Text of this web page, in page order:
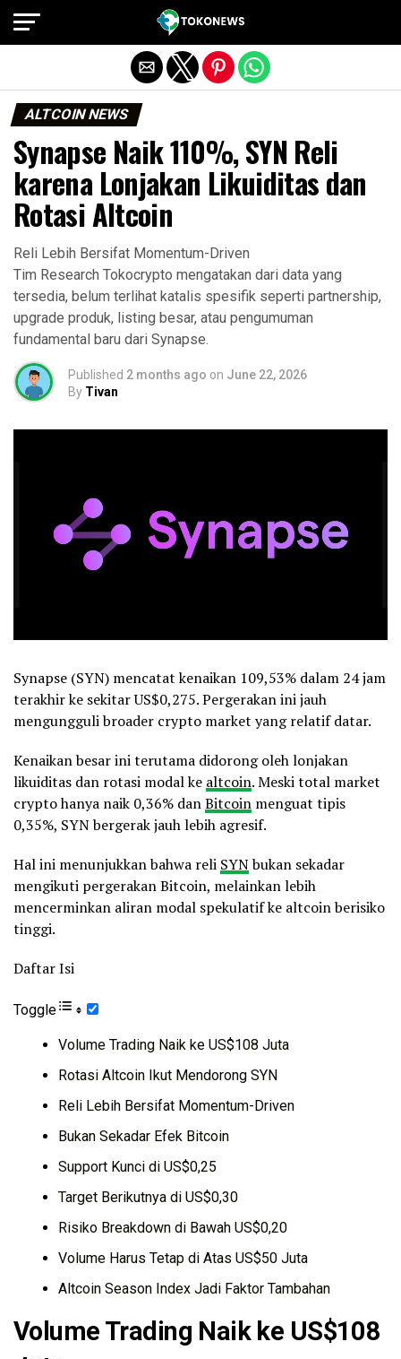
ALTCOIN NEWS
Synapse Naik 110%, SYN Reli
karena Lonjakan Likuiditas dan
Rotasi Altcoin
Reli Lebih Bersifat Momentum-Driven
Tim Research Tokocrypto mengatakan dari data yang
tersedia, belum terlihat katalis spesifik seperti partnership,
upgrade produk, listing besar, atau pengumuman
fundamental baru dari Synapse.
Published 2 months ago on June 22, 2026
By Tivan
Synapse (SYN) mencatat kenaikan 109,53% dalam 24 jam
terakhir ke sekitar US$0,275. Pergerakan ini jauh
mengungguli broader crypto market yang relatif datar.
Kenaikan besar ini terutama didorong oleh lonjakan
likuiditas dan rotasi modal ke altcoin. Meski total market
crypto hanya naik 0,36% danBitcoin menguat tipis
0,35%, SYN bergerak jauh lebih agresif.
Hal ini menunjukkan bahwa reli SYNbukan sekadar
mengikuti pergerakan Bitcoin, melainkan lebih
mencerminkan aliran modal spekulatif ke altcoin berisiko
tinggi.
Daftar Isi
Toggle
Volume Trading Naik ke US$108 Juta
Rotasi Altcoin Ikut Mendorong SYN
Reli Lebih Bersifat Momentum-Driven
Bukan Sekadar Efek Bitcoin
Support Kunci di US$0,25
Target Berikutnya di US$0,30
Risiko Breakdown di Bawah US$0,20
Volume Harus Tetap di Atas US$50 Juta
Altcoin Season Index Jadi Faktor Tambahan
Volume Trading Naik ke US$108
Exit mobile version